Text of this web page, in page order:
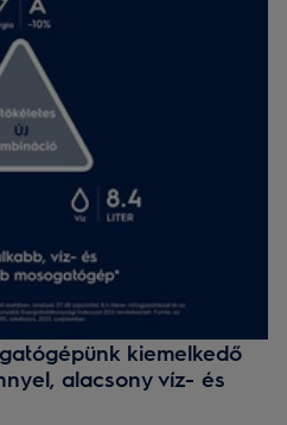
kiemelkedő
alacsony víz- és